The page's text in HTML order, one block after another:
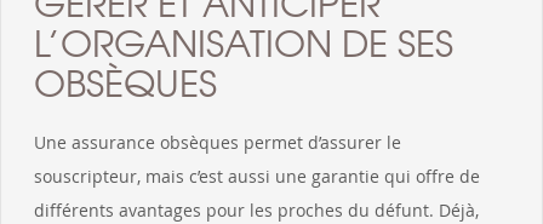
L’ORGANISATION DE SES
OBSÈQUES
Une assurance obsèques permet d’assurer le
souscripteur, mais c’est aussi une garantie qui offre de
différents avantages pour les proches du défunt. Déjà,